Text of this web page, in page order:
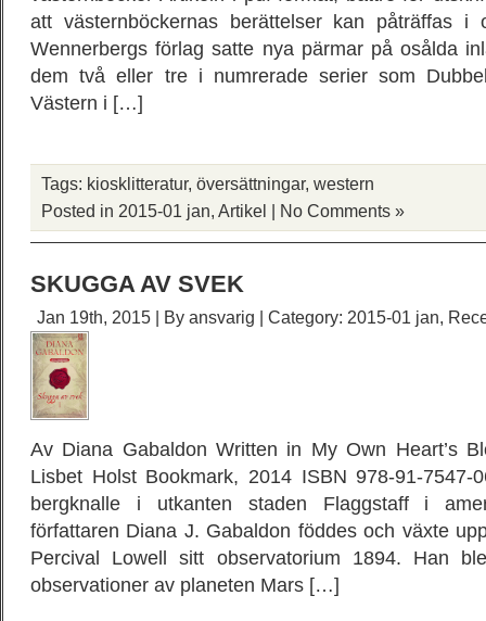
att västernböckernas berättelser kan påträffas i
Wennerbergs förlag satte nya pärmar på osålda
dem två eller tre i numrerade serier som
Västern i […]
Tags: kiosklitteratur, översättningar, western
Posted in 2015-01 jan, Artikel | No Comments »
SKUGGA AV SVEK
Jan 19th, 2015 | By ansvarig | Category: 2015-01 jan,
Av Diana Gabaldon Written in My Own Heart’s
Lisbet Holst Bookmark, 2014 ISBN 978-91-
bergknalle i utkanten staden Flaggstaff i
författaren Diana J. Gabaldon föddes och växte
Percival Lowell sitt observatorium 1894. Han
observationer av planeten Mars […]